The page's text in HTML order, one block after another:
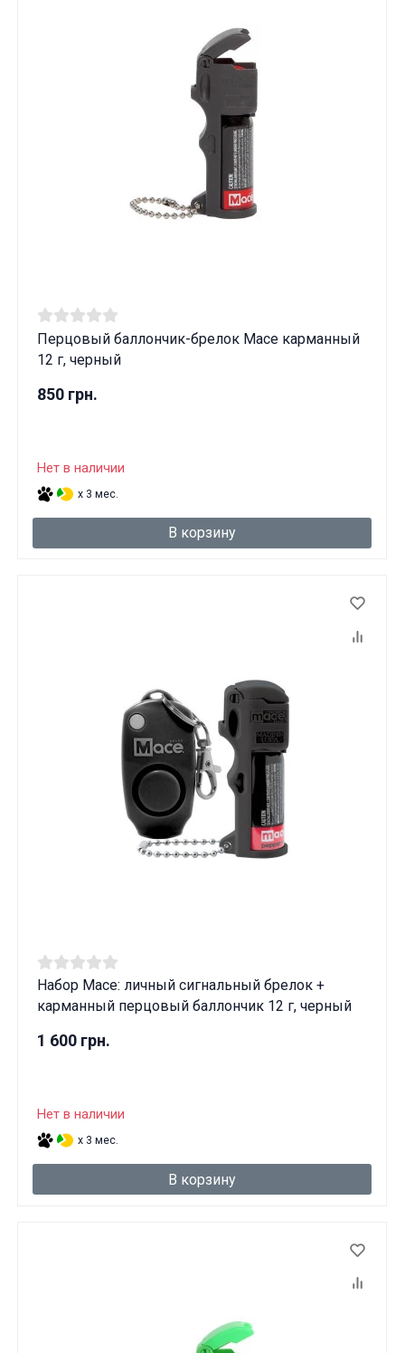
Перцовый баллончик-брелок Mace карманный
12 г, черный
850 грн.
Нет в наличии
x 3 мес.
В корзину
Набор Mace: личный сигнальный брелок +
карманный перцовый баллончик 12 г, черный
1 600 грн.
Нет в наличии
x 3 мес.
В корзину